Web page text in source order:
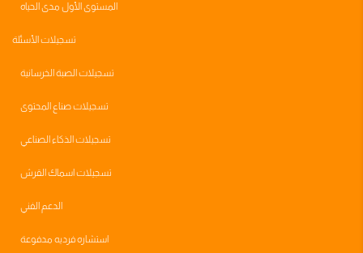
المستوى الأول مدى الحياه
تسجيلات الأسئلة
تسجيلات الصبة الخرسانية
تسجيلات صناع المحتوى
تسجيلات الذكاء الصناعي
تسجيلات اسماك القرش
الدعم الفني
استشاره فرديه مدفوعة